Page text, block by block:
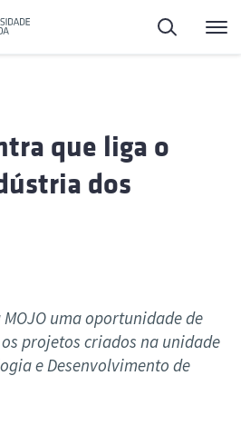
Pesquisa
que liga o
dos
uma oportunidade de
projetos criados na unidade
e Desenvolvimento de